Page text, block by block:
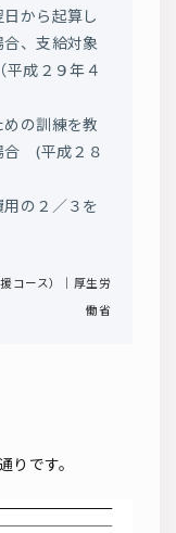
から起算し
、支給対象
成２９年４
めの訓練を教
合 (平成２８
の２／３を
コース）｜厚生労
働省
りです。